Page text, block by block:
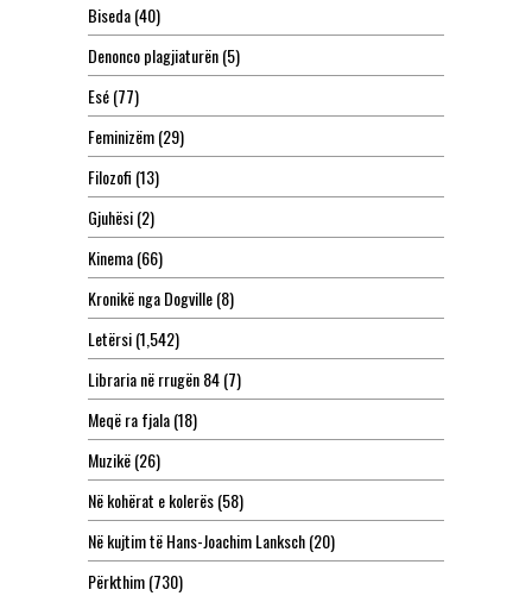
Biseda(40)
Denonco plagjiaturën(5)
Esé(77)
Feminizëm(29)
Filozofi (13)
Gjuhësi(2)
Kinema(66)
Kronikë nga Dogville(8)
Letërsi(1,542)
Libraria në rrugën 84(7)
Meqë ra fjala(18)
Muzikë(26)
Në kohërat e kolerës(58)
Në kujtim të Hans-Joachim Lanksch(20)
Përkthim(730)